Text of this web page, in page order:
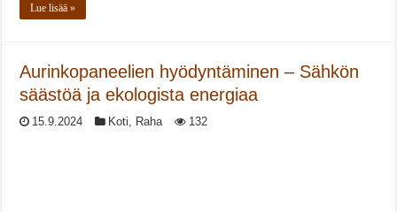
Lue lisää »
Aurinkopaneelien hyödyntäminen – Sähkön
säästöä ja ekologista energiaa
15.9.2024 Koti Raha 132